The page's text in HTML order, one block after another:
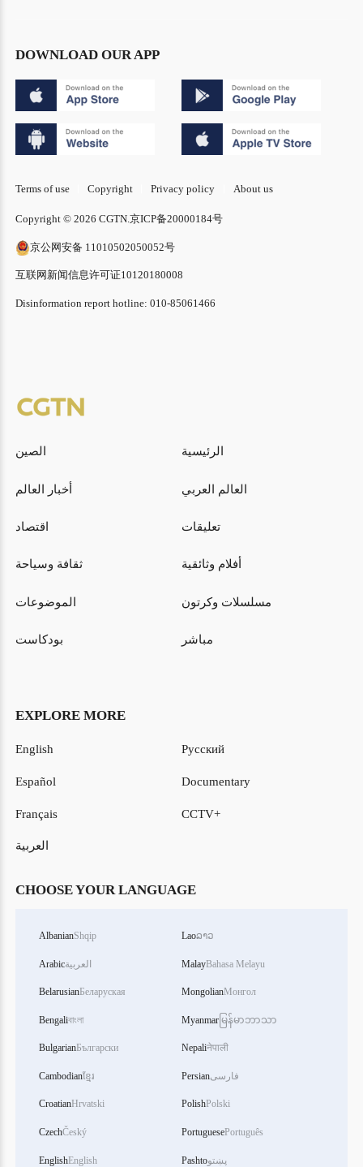
DOWNLOAD OUR APP
Terms of use Copyright Privacy policy About us
Copyright © 2026 CGTN.京ICP备20000184号
京公网安备 11010502050052号
互联网新闻信息许可证10120180008
Disinformation report hotline: 010-85061466
الصين الرئيسية
أخبار العالم العالم العربي
اقتصاد تعليقات
ثقافة وسياحة أفلام وثائقية
الموضوعات مسلسلات وكرتون
بودكاست مباشر
EXPLORE MORE
English
Español
Français
العربية
Русский
Documentary
CCTV+
CHOOSE YOUR LANGUAGE
AlbanianShqip
Arabicالعربية
BelarusianБеларуская
Bengaliবাংলা
BulgarianБългарски
Cambodianខ្មែរ
CroatianHrvatski
CzechČeský
EnglishEnglish
Laoລາວ
MalayBahasa Melayu
MongolianМонгол
Myanmar မြန်မာဘာသာ
Nepaliनेपाली
Persianفارسی
PolishPolski
PortuguesePortuguês
Pashtoپښتو